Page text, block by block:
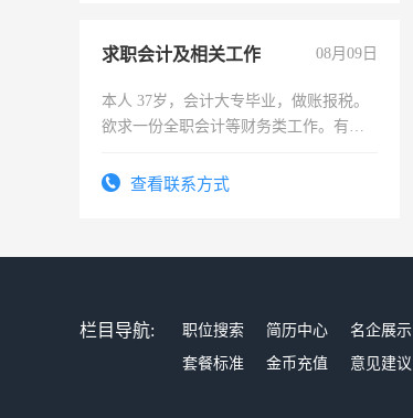
求职会计及相关工作 08月09日
本人 37岁，会计大专毕业，做账报税。
欲求一份全职会计等财务类工作。有会
查看联系方式
栏目导航: 职位搜索 简历中心 名企展示
套餐标准
金币充值 意见建议